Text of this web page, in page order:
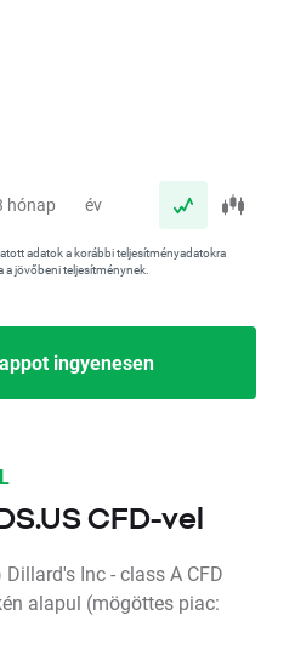
hónap év
adatok a korábbi teljesítményadatokra
a jövőbeni teljesítménynek.
ingyenesen
CFD-vel
Inc - class A CFD
alapul (mögöttes piac: